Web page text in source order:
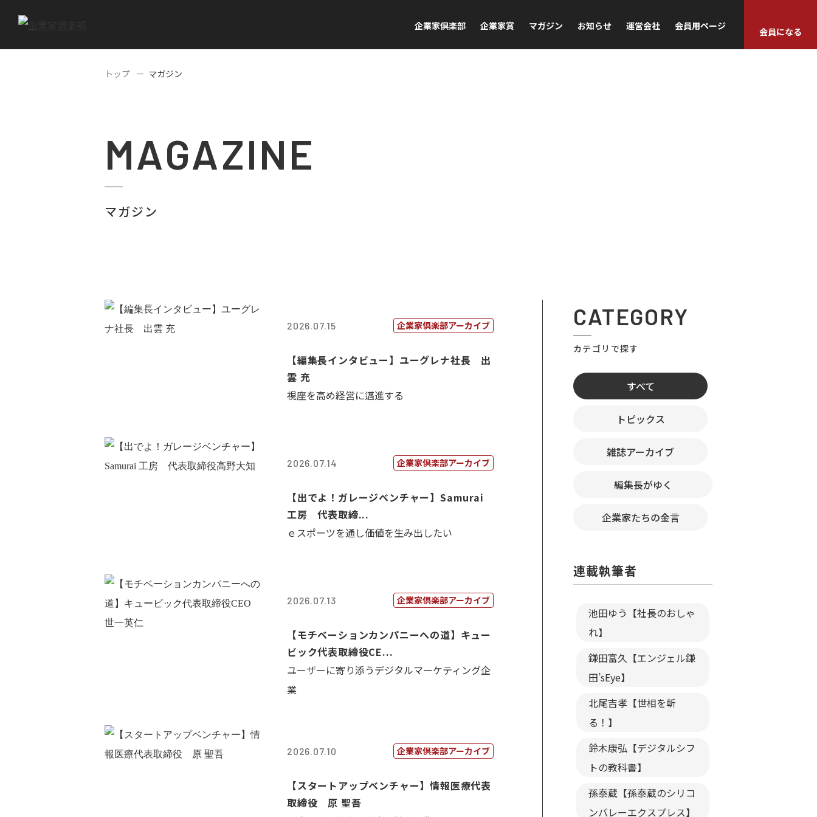
企業家倶楽部 企業家賞 マガジン お知らせ 運営会社 会員用ページ
会員になる
トップ マガジン
MAGAZINE
マガジン
2026.07.15 企業家倶楽部アーカイブ
【編集長インタビュー】ユーグレナ社長 出
雲 充
視座を高め経営に邁進する
2026.07.14 企業家倶楽部アーカイブ
【出でよ！ガレージベンチャー】Samurai
工房 代表取締...
ｅスポーツを通し価値を生み出したい
2026.07.13 企業家倶楽部アーカイブ
【モチベーションカンパニーへの道】キュー
ビック代表取締役CE...
ユーザーに寄り添うデジタルマーケティング企
業
2026.07.10 企業家倶楽部アーカイブ
【スタートアップベンチャー】情報医療代表
取締役 原 聖吾
CATEGORY
カテゴリで探す
すべて
トピックス
雑誌アーカイブ
編集長がゆく
企業家たちの金言
連載執筆者
池田ゆう【社長のおしゃ
れ】
鎌田富久【エンジェル鎌
田’sEye】
北尾吉孝【世相を斬
る！】
鈴木康弘【デジタルシフ
トの教科書】
孫泰蔵【孫泰蔵のシリコ
ンバレーエクスプレス】